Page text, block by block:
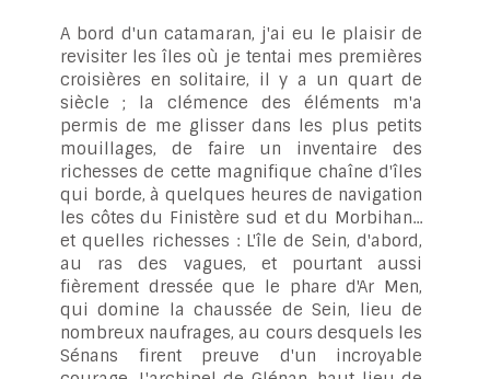
A bord d'un catamaran, j'ai eu le plaisir de
revisiter les îles où je tentai mes premières
croisières en solitaire, il y a un quart de
siècle ; la clémence des éléments m'a
permis de me glisser dans les plus petits
mouillages, de faire un inventaire des
richesses de cette magnifique chaîne d'îles
qui borde, à quelques heures de navigation
les côtes du Finistère sud et du Morbihan...
et quelles richesses : L'île de Sein, d'abord,
au ras des vagues, et pourtant aussi
fièrement dressée que le phare d'Ar Men,
qui domine la chaussée de Sein, lieu de
nombreux naufrages, au cours desquels les
Sénans firent preuve d'un incroyable